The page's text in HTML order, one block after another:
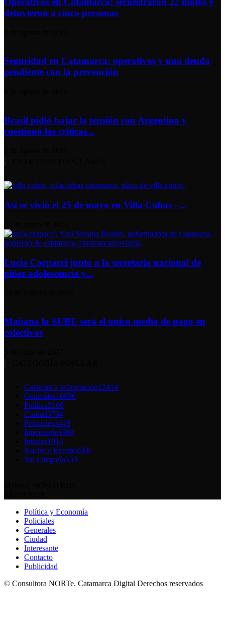
detuvieron a cinco personas
Seguridad en Catamarca: operativos y una deuda
pendiente con la prevención
Brasil pidió bajar la tensión con Argentina y
cuestionó las críticas...
Asi se vivió el 25 de mayo en Villa Cubas –...
Lucia Corpacci junto a la secretaria nacional de
niñez adolescencia y...
Mañana la SUBE será el unico medio de pago en
colectivos
Catamarca información12414
Generales10896
Política5168
Ciudad3794
Policiales3449
Interesante1980
Interior1914
Noche y Eventos568
Sin categoría559
Política y Economía
Policiales
Generales
Ciudad
Interesante
Contacto
Publicidad
© Consultora NORTe. Catamarca Digital Derechos reservados